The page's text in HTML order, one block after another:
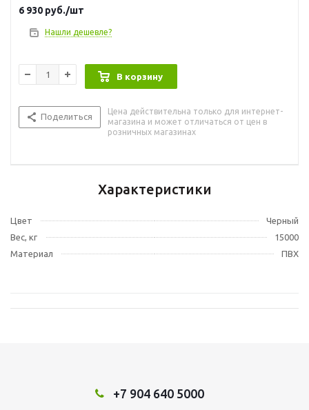
6 930 руб./шт
Нашли дешевле?
В корзину
Поделиться
Цена действительна только для интернет-
магазина и может отличаться от цен в
розничных магазинах
Характеристики
Цвет
Черный
Вес, кг
15000
Материал
ПВХ
+7 904 640 5000